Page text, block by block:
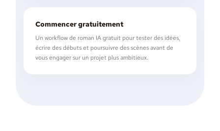
Commencer gratuitement
Un workflow de roman IA gratuit pour tester des idées,
écrire des débuts et poursuivre des scènes avant de
vous engager sur un projet plus ambitieux.